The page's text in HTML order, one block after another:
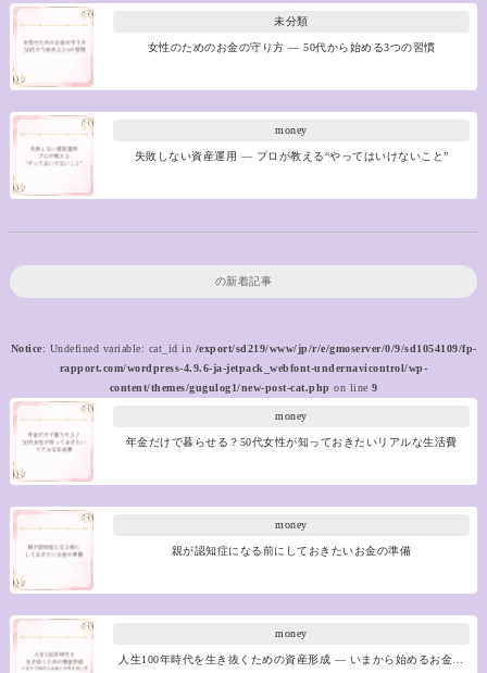
未分類
女性のためのお金の守り方 ― 50代から始める3つの習慣
money
失敗しない資産運用 ― プロが教える“やってはいけないこと”
の新着記事
Notice: Undefined variable: cat_id in /export/sd219/www/jp/r/e/gmoserver/0/9/sd1054109/fp-
rapport.com/wordpress-4.9.6-ja-jetpack_webfont-undernavicontrol/wp-
content/themes/gugulog1/new-post-cat.php on line 9
money
年金だけで暮らせる？50代女性が知っておきたいリアルな生活費
money
親が認知症になる前にしておきたいお金の準備
money
人生100年時代を生き抜くための資産形成 ― いまから始めるお金…